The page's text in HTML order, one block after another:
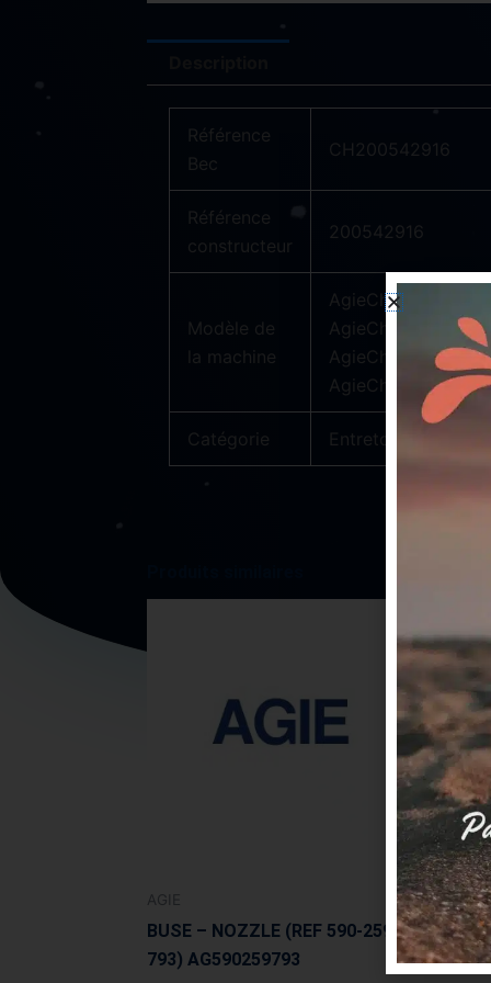
Référence
Bec
CH200542916
Référence
constructeur
200542916
Modèle de
la machine
AgieCharmilles
AgieCharmilles
AgieCharmilles
AgieCharmilles
Catégorie Entretoise pour
AGIE
BUSE – NOZZLE (REF 590-259-
793) AG590259793
AGIE